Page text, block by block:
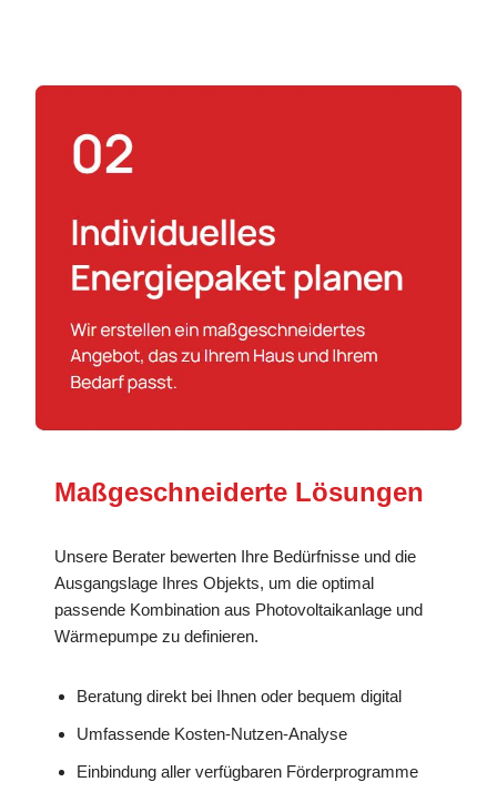
Maßgeschneiderte Lösungen
Unsere Berater bewerten Ihre Bedürfnisse und die
Ausgangslage Ihres Objekts, um die optimal
passende Kombination aus Photovoltaikanlage und
Wärmepumpe zu definieren.
Beratung direkt bei Ihnen oder bequem digital
Umfassende Kosten-Nutzen-Analyse
Einbindung aller verfügbaren Förderprogramme